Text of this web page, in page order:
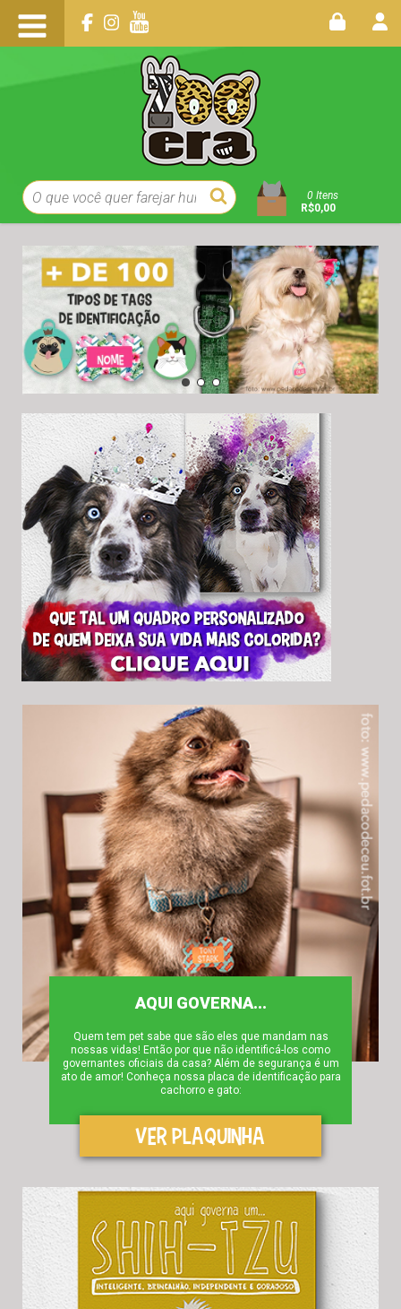
0 Itens
R$0,00
AQUI GOVERNA...
Quem tem pet sabe que são eles que mandam nas
nossas vidas! Então por que não identificá-los como
governantes oficiais da casa? Além de segurança é um
ato de amor! Conheça nossa placa de identificação para
cachorro e gato:
VER PLAQUINHA